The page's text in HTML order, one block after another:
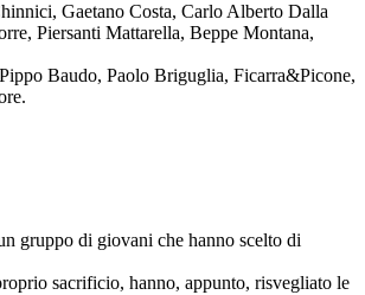
Gaetano Costa, Carlo Alberto Dalla
Piersanti Mattarella, Beppe Montana,
Baudo, Paolo Briguglia, Ficarra&Picone,
gruppo di giovani che hanno scelto di
sacrificio, hanno, appunto, risvegliato le